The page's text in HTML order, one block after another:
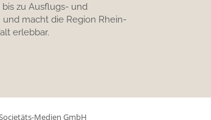
zu Ausflugs- und
macht die Region Rhein-
erlebbar.
Medien GmbH